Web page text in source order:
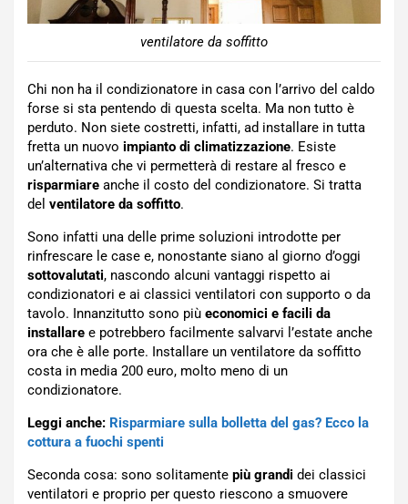
ventilatore da soffitto
Chi non ha il condizionatore in casa con l’arrivo del caldo
forse si sta pentendo di questa scelta. Ma non tutto è
perduto. Non siete costretti, infatti, ad installare in tutta
fretta un nuovo impianto di climatizzazione. Esiste
un’alternativa che vi permetterà di restare al fresco e
risparmiare anche il costo del condizionatore. Si tratta
del ventilatore da soffitto.
Sono infatti una delle prime soluzioni introdotte per
rinfrescare le case e, nonostante siano al giorno d’oggi
sottovalutati, nascondo alcuni vantaggi rispetto ai
condizionatori e ai classici ventilatori con supporto o da
tavolo. Innanzitutto sono più economici e facili da
installare e potrebbero facilmente salvarvi l’estate anche
ora che è alle porte. Installare un ventilatore da soffitto
costa in media 200 euro, molto meno di un
condizionatore.
Leggi anche: Risparmiare sulla bolletta del gas? Ecco la
cottura a fuochi spenti
Seconda cosa: sono solitamente più grandi dei classici
ventilatori e proprio per questo riescono a smuovere